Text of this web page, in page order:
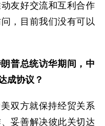
友好交流和互利合作
，目前我们没有可以
普总统访华期间，中
成协议？
双方就保持经贸关系
妥善解决彼此关切达